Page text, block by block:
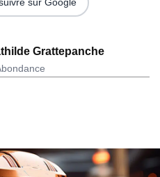
Grattepanche